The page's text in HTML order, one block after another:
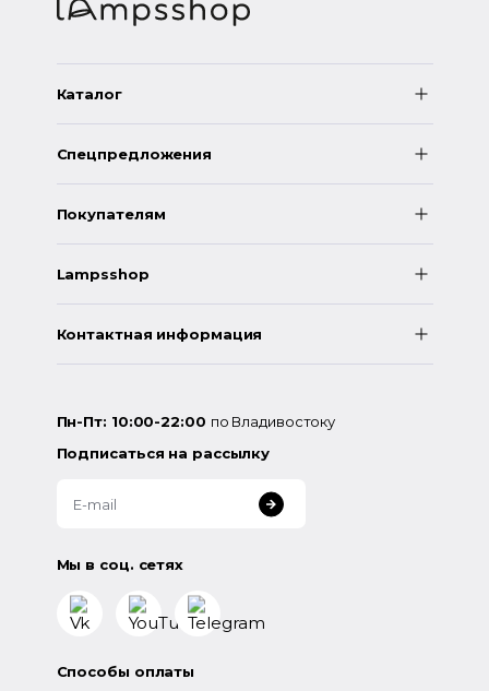
Каталог
Спецпредложения
Покупателям
Lampsshop
Контактная информация
Пн-Пт: 10:00-22:00 по Владивостоку
Подписаться на рассылку
Мы в соц. сетях
Способы оплаты